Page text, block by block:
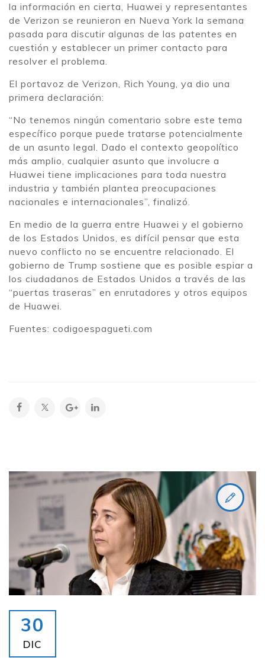
la información en cierta, Huawei y representantes
de Verizon se reunieron en Nueva York la semana
pasada para discutir algunas de las patentes en
cuestión y establecer un primer contacto para
resolver el problema.
El portavoz de Verizon, Rich Young, ya dio una
primera declaración:
“No tenemos ningún comentario sobre este tema
específico porque puede tratarse potencialmente
de un asunto legal. Dado el contexto geopolítico
más amplio, cualquier asunto que involucre a
Huawei tiene implicaciones para toda nuestra
industria y también plantea preocupaciones
nacionales e internacionales”, finalizó.
En medio de la guerra entre Huawei y el gobierno
de los Estados Unidos, es difícil pensar que esta
nuevo conflicto no se encuentre relacionado. El
gobierno de Trump sostiene que es posible espiar a
los ciudadanos de Estados Unidos a través de las
“puertas traseras” en enrutadores y otros equipos
de Huawei.
Fuentes: codigoespagueti.com
30
DIC